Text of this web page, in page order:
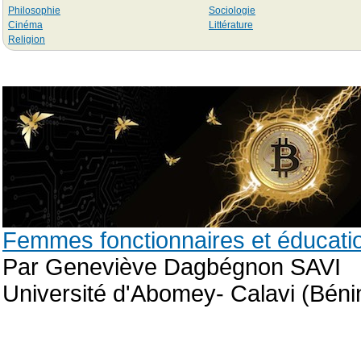
Philosophie
Sociologie
Cinéma
Littérature
Religion
Femmes fonctionnaires et
Par Geneviève Dagbégnon SAVI
Université d'Abomey- Calavi